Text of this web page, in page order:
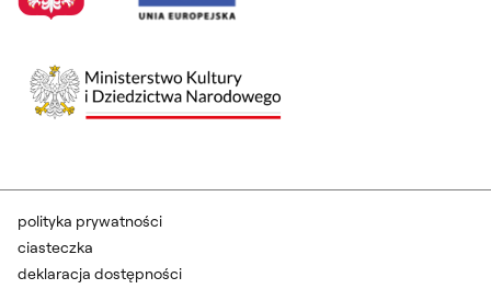
polityka prywatności
ciasteczka
deklaracja dostępności